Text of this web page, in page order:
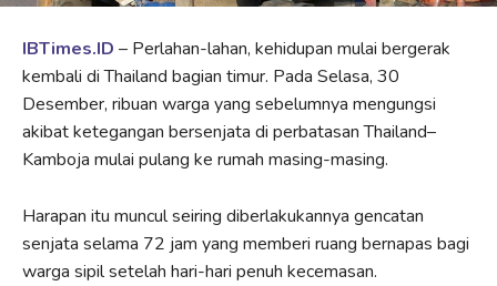
IBTimes.ID – Perlahan-lahan, kehidupan mulai bergerak
kembali di Thailand bagian timur. Pada Selasa, 30
Desember, ribuan warga yang sebelumnya mengungsi
akibat ketegangan bersenjata di perbatasan Thailand–
Kamboja mulai pulang ke rumah masing-masing.
Harapan itu muncul seiring diberlakukannya gencatan
senjata selama 72 jam yang memberi ruang bernapas bagi
warga sipil setelah hari-hari penuh kecemasan.